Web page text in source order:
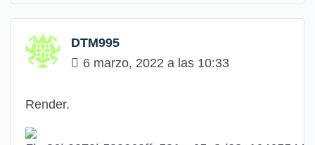
DTM995
6 marzo, 2022 a las 10:33
Render.